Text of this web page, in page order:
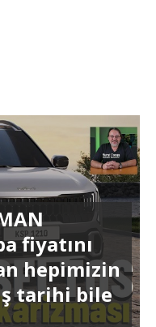
fiyatını
hepimizin
tarihi bile